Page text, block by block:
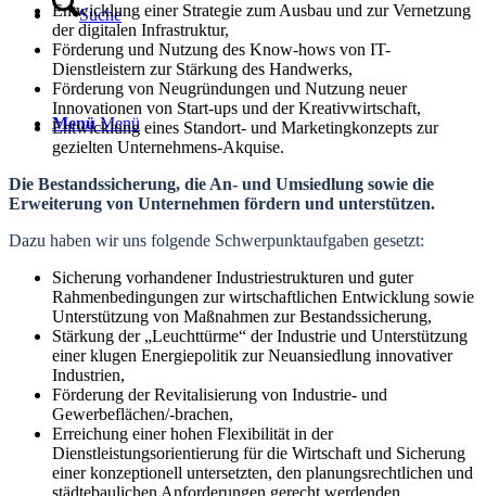
Suche
Menü Menü
Entwicklung einer Strategie zum Ausbau und zur Vernetzung
der digitalen Infrastruktur,
Förderung und Nutzung des Know-hows von IT-
Dienstleistern zur Stärkung des Handwerks,
Förderung von Neugründungen und Nutzung neuer
Innovationen von Start-ups und der Kreativwirtschaft,
Entwicklung eines Standort- und Marketingkonzepts zur
gezielten Unternehmens-Akquise.
Die Bestandssicherung, die An- und Umsiedlung sowie die
Erweiterung von Unternehmen fördern und unterstützen.
Dazu haben wir uns folgende Schwerpunktaufgaben gesetzt:
Sicherung vorhandener Industriestrukturen und guter
Rahmenbedingungen zur wirtschaftlichen Entwicklung sowie
Unterstützung von Maßnahmen zur Bestandssicherung,
Stärkung der „Leuchttürme“ der Industrie und Unterstützung
einer klugen Energiepolitik zur Neuansiedlung innovativer
Industrien,
Förderung der Revitalisierung von Industrie- und
Gewerbeflächen/-brachen,
Erreichung einer hohen Flexibilität in der
Dienstleistungsorientierung für die Wirtschaft und Sicherung
einer konzeptionell untersetzten, den planungsrechtlichen und
städtebaulichen Anforderungen gerecht werdenden